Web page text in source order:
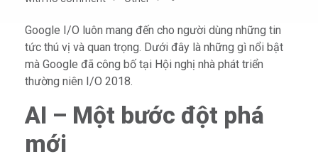
Google I/O luôn mang đến cho người dùng những tin
tức thú vị và quan trọng. Dưới đây là những gì nổi bật
mà Google đã công bố tại Hội nghị nhà phát triển
thường niên I/O 2018.
AI – Một bước đột phá
mới